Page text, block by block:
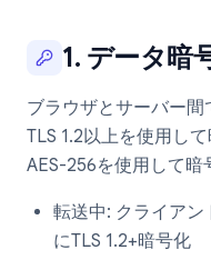
1. データ暗
ブラウザとサーバー
TLS 1.2以上を使用し
AES-256を使用して暗
転送中: クライアン
にTLS 1.2+暗号化